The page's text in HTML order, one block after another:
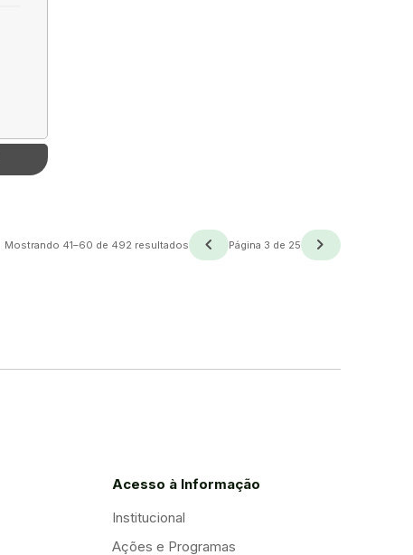
Mostrando 41–60 de 492 resultados navigate_before
AnteriorPágina 3 de 25 navigate_next
Próxima
Acesso à Informação
Institucional
Ações e Programas